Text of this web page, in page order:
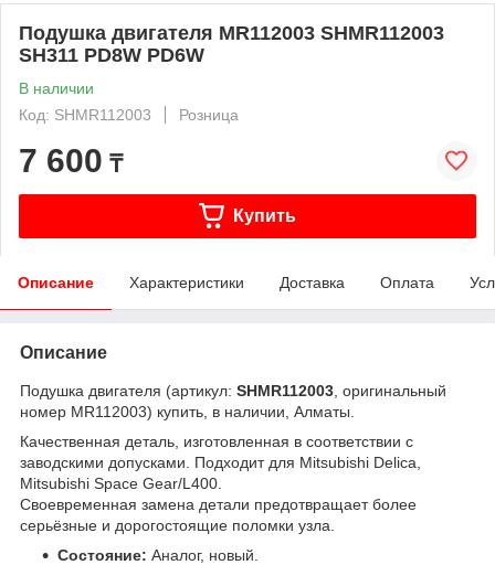
Подушка двигателя MR112003 SHMR112003
SH311 PD8W PD6W
В наличии
Код: SHMR112003
Розница
7 600 ₸
Купить
Описание Характеристики Доставка Оплата
Описание
Подушка двигателя (артикул: SHMR112003 , оригинальный
номер MR112003) купить, в наличии, Алматы.
Качественная деталь, изготовленная в соответствии с
заводскими допусками. Подходит для Mitsubishi Delica,
Mitsubishi Space Gear/L400.
Своевременная замена детали предотвращает более
серьёзные и дорогостоящие поломки узла.
Состояние: Аналог, новый.